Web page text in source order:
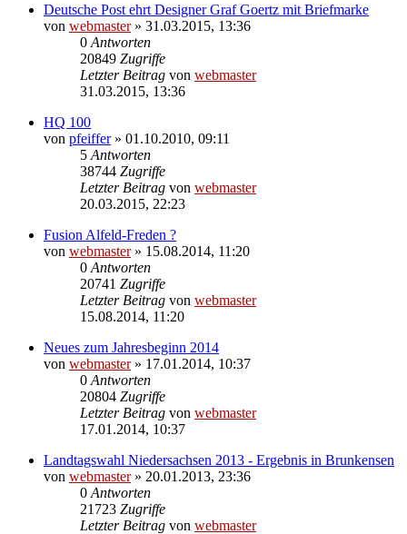
Deutsche Post ehrt Designer Graf Goertz mit Briefmarke
von webmaster» 31.03.2015, 13:36
0 Antworten
20849 Zugriffe
Letzter Beitrag von webmaster
31.03.2015, 13:36
HQ 100
von pfeiffer» 01.10.2010, 09:11
5 Antworten
38744 Zugriffe
Letzter Beitrag von webmaster
20.03.2015, 22:23
Fusion Alfeld-Freden ?
von webmaster» 15.08.2014, 11:20
0 Antworten
20741 Zugriffe
Letzter Beitrag von webmaster
15.08.2014, 11:20
Neues zum Jahresbeginn 2014
von webmaster» 17.01.2014, 10:37
0 Antworten
20804 Zugriffe
Letzter Beitrag von webmaster
17.01.2014, 10:37
Landtagswahl Niedersachsen 2013 - Ergebnis in Brunkensen
von webmaster» 20.01.2013, 23:36
0 Antworten
21723 Zugriffe
Letzter Beitrag von webmaster